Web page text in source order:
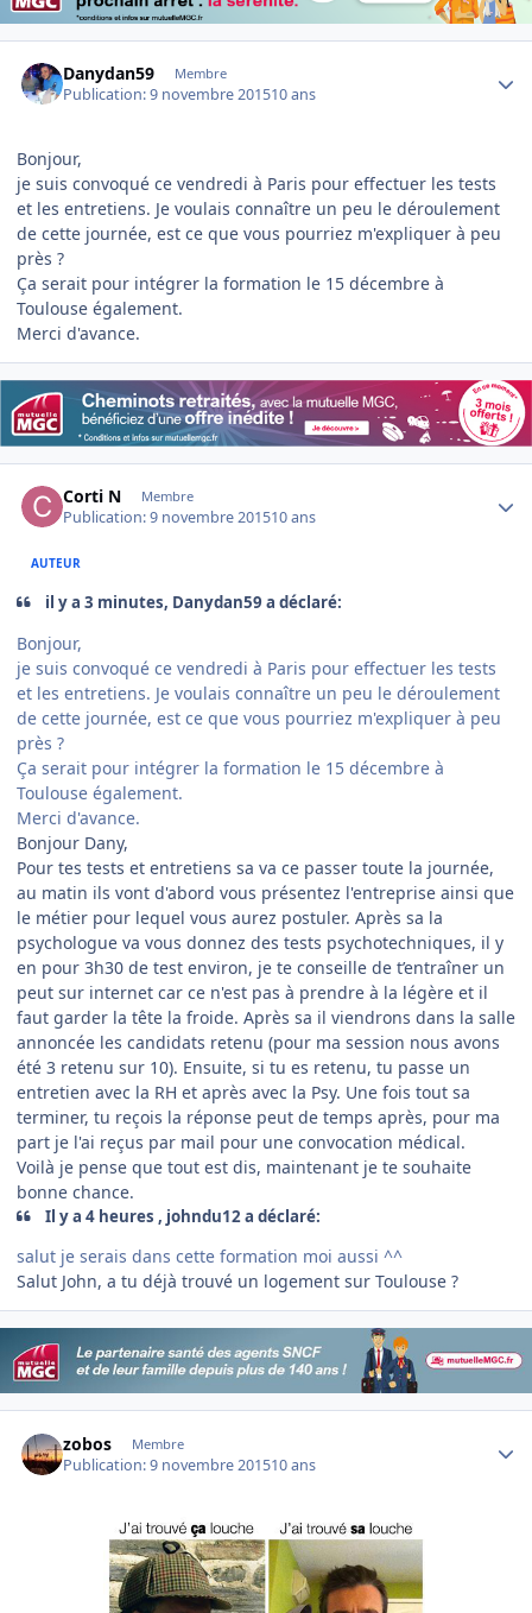
Danydan59 Membre
Publication:9 novembre 201510 ans
Bonjour,
je suis convoqué ce vendredi à Paris pour effectuer les tests
et les entretiens. Je voulais connaître un peu le déroulement
de cette journée, est ce que vous pourriez m'expliquer à peu
près ?
Ça serait pour intégrer la formation le 15 décembre à
Toulouse également.
Merci d'avance.
Corti N Membre
Publication:9 novembre 201510 ans
AUTEUR
il y a 3 minutes, Danydan59 a déclaré:
Bonjour,
je suis convoqué ce vendredi à Paris pour effectuer les tests
et les entretiens. Je voulais connaître un peu le déroulement
de cette journée, est ce que vous pourriez m'expliquer à peu
près ?
Ça serait pour intégrer la formation le 15 décembre à
Toulouse également.
Merci d'avance.
Bonjour Dany,
Pour tes tests et entretiens sa va ce passer toute la journée,
au matin ils vont d'abord vous présentez l'entreprise ainsi que
le métier pour lequel vous aurez postuler. Après sa la
psychologue va vous donnez des tests psychotechniques, il y
en pour 3h30 de test environ, je te conseille de t’entraîner un
peut sur internet car ce n'est pas à prendre à la légère et il
faut garder la tête la froide. Après sa il viendrons dans la salle
annoncée les candidats retenu (pour ma session nous avons
été 3 retenu sur 10). Ensuite, si tu es retenu, tu passe un
entretien avec la RH et après avec la Psy. Une fois tout sa
terminer, tu reçois la réponse peut de temps après, pour ma
part je l'ai reçus par mail pour une convocation médical.
Voilà je pense que tout est dis, maintenant je te souhaite
bonne chance.
Il y a 4 heures , johndu12 a déclaré:
salut je serais dans cette formation moi aussi ^^
Salut John, a tu déjà trouvé un logement sur Toulouse ?
zobos Membre
Publication:9 novembre 201510 ans